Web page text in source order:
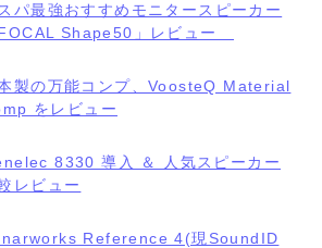
パ最強おすすめモニタースピーカー
FOCAL Shape50」レビュー
製の万能コンプ、VoosteQ Material
をレビュー
8330 導入 ＆ 人気スピーカー
レビュー
Reference 4(現SoundID